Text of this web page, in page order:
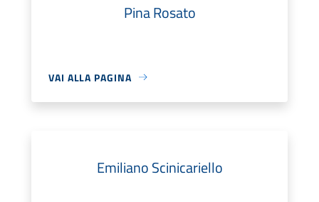
Pina Rosato
VAI ALLA PAGINA
Emiliano Scinicariello